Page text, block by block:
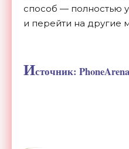
способ — полностью
и перейти на другие
Источник: PhoneArena